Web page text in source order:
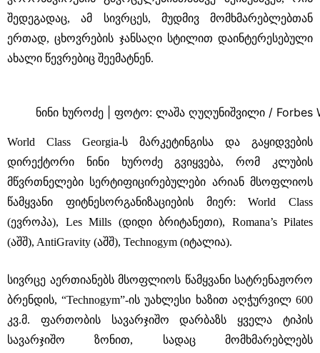
შედეგადაც, ამ სივრცეს, მუდმივ მომხმარებლებთან
ერთად, ცხოვრების ჯანსაღი სტილით დაინტერესებული
ახალი წევრებიც შეემატნენ.
ნინი ხუროძე | ფოტო: ლაშა ღუღუნიშვილი / Forbes
World Class Georgia-ს მარკეტინგისა და გაყიდვების
დირექტორი ნინი ხუროძე გვიყვება, რომ კლუბის
მწვრთნელები სერტიფიცირებულები არიან მსოფლიოს
წამყვანი ფიტნესორგანიზაციების მიერ: World Class
(ევროპა), Les Mills (დიდი ბრიტანეთი), Romana’s Pilates
(აშშ), AntiGravity (აშშ), Technogym (იტალია).
სივრცე აერთიანებს მსოფლიოს წამყვანი სატრენაჟორო
ბრენდის, “Technogym”-ის უახლესი ხაზით აღჭურვილ 600
კვ.მ. ფართობის სავარჯიშო დარბაზს ყველა ტიპის
სავარჯიშო ზონით, სადაც მომხმარებლებს